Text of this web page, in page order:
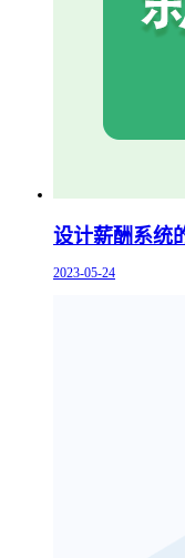
设计薪酬系统
2023-05-24